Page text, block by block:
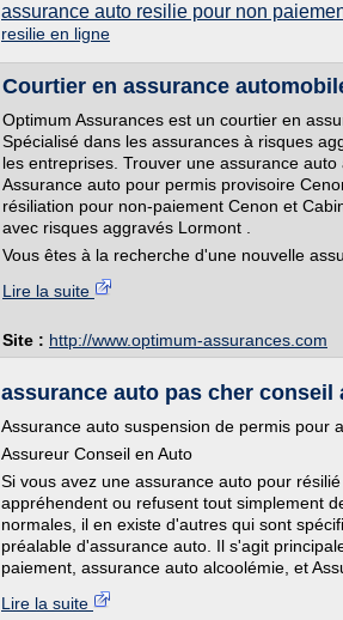
assurance auto resilie pour non
resilie en ligne
Courtier en assurance
Optimum Assurances est un courtier en
Spécialisé dans les assurances à risques
les entreprises. Trouver une assurance
Assurance auto pour permis provisoire
résiliation pour non-paiement Cenon et
avec risques aggravés Lormont .
Vous êtes à la recherche d'une nouvelle
Lire la suite
Site : http://www.optimum-assurances.com
assurance auto pas cher conseil
Assurance auto suspension de permis pour
Assureur Conseil en Auto
Si vous avez une assurance auto pour
appréhendent ou refusent tout simplement
normales, il en existe d'autres qui sont
préalable d'assurance auto. Il s'agit
paiement, assurance auto alcoolémie, et
Lire la suite